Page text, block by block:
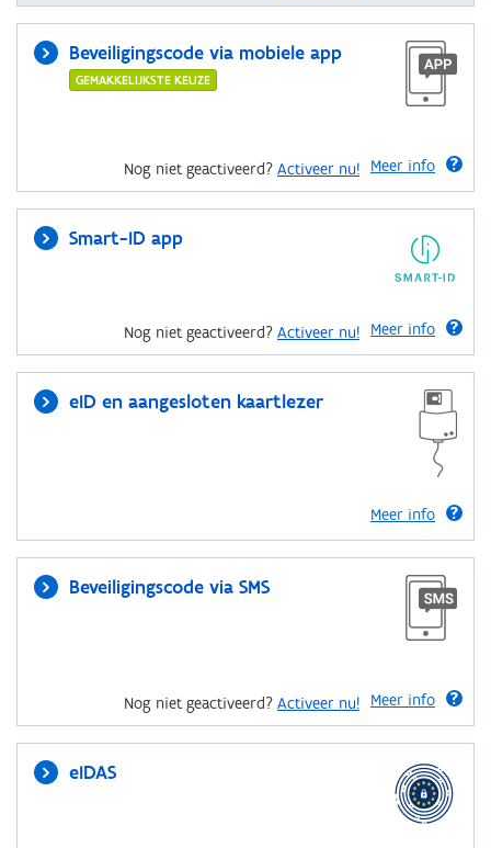
Beveiligingscode via mobiele app
GEMAKKELIJKSTE KEUZE
Meer info
Nog niet geactiveerd? Activeer nu!
Smart-ID app
Meer info
Nog niet geactiveerd? Activeer nu!
eID en aangesloten kaartlezer
Meer info
Beveiligingscode via SMS
Meer info
Nog niet geactiveerd? Activeer nu!
eIDAS